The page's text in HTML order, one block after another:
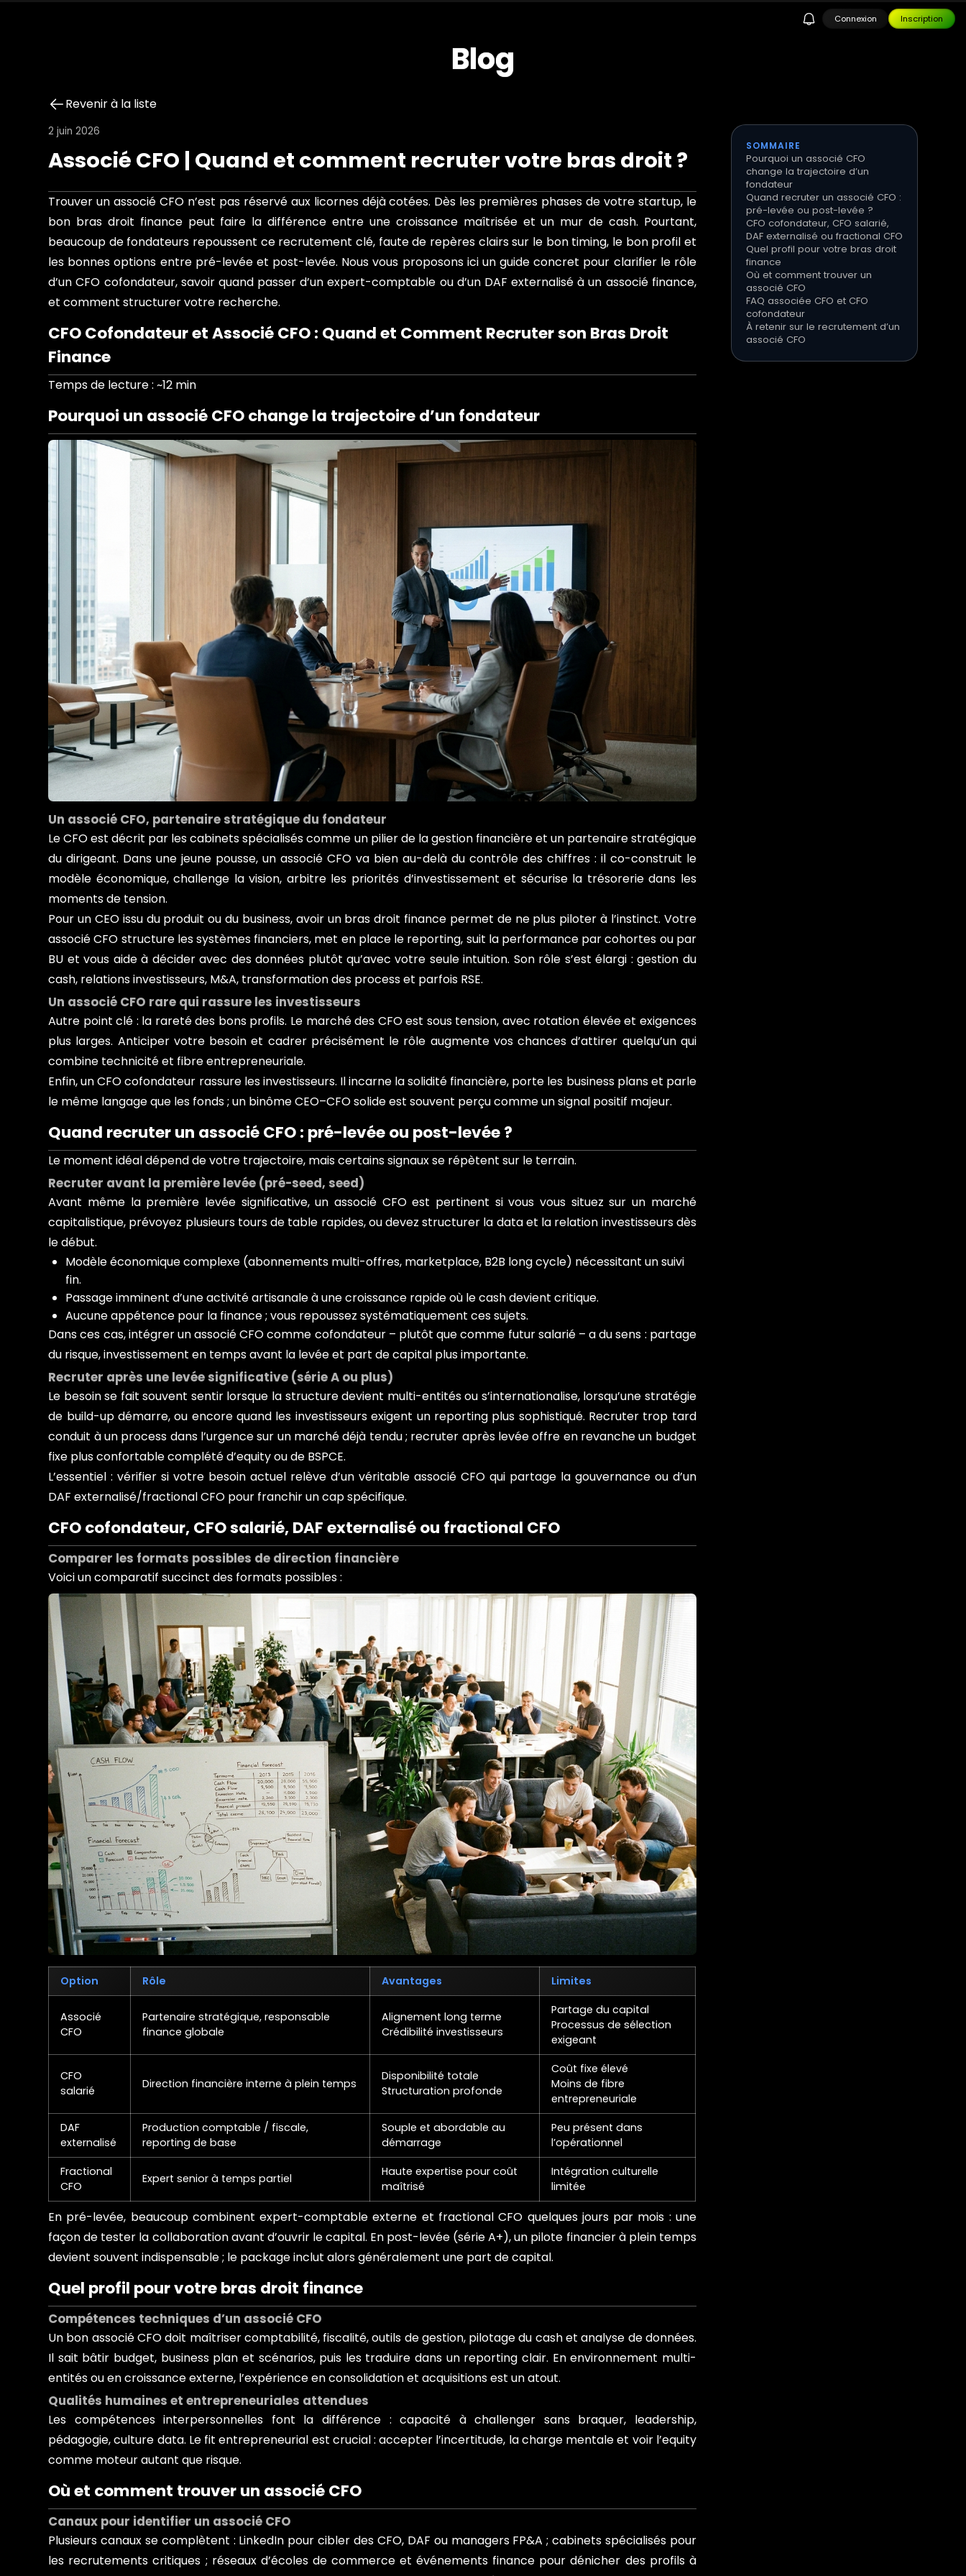
Connexion Inscription
Blog
Revenir à la liste
2 juin 2026
Associé CFO | Quand et comment recruter votre bras droit ?
Trouver un associé CFO n’est pas réservé aux licornes déjà cotées. Dès les premières phases de votre startup, le
bon bras droit finance peut faire la différence entre une croissance maîtrisée et un mur de cash. Pourtant,
beaucoup de fondateurs repoussent ce recrutement clé, faute de repères clairs sur le bon timing, le bon profil et
les bonnes options entre pré-levée et post-levée. Nous vous proposons ici un guide concret pour clarifier le rôle
d’un CFO cofondateur, savoir quand passer d’un expert-comptable ou d’un DAF externalisé à un associé finance,
et comment structurer votre recherche.
CFO Cofondateur et Associé CFO : Quand et Comment Recruter son Bras Droit
Finance
Temps de lecture : ~12 min
Pourquoi un associé CFO change la trajectoire d’un fondateur
Un associé CFO, partenaire stratégique du fondateur
Le CFO est décrit par les cabinets spécialisés comme un pilier de la gestion financière et un partenaire stratégique
du dirigeant. Dans une jeune pousse, un associé CFO va bien au-delà du contrôle des chiffres : il co-construit le
modèle économique, challenge la vision, arbitre les priorités d’investissement et sécurise la trésorerie dans les
moments de tension.
Pour un CEO issu du produit ou du business, avoir un bras droit finance permet de ne plus piloter à l’instinct. Votre
associé CFO structure les systèmes financiers, met en place le reporting, suit la performance par cohortes ou par
BU et vous aide à décider avec des données plutôt qu’avec votre seule intuition. Son rôle s’est élargi : gestion du
cash, relations investisseurs, M&A, transformation des process et parfois RSE.
Un associé CFO rare qui rassure les investisseurs
Autre point clé : la rareté des bons profils. Le marché des CFO est sous tension, avec rotation élevée et exigences
plus larges. Anticiper votre besoin et cadrer précisément le rôle augmente vos chances d’attirer quelqu’un qui
combine technicité et fibre entrepreneuriale.
Enfin, un CFO cofondateur rassure les investisseurs. Il incarne la solidité financière, porte les business plans et parle
le même langage que les fonds ; un binôme CEO–CFO solide est souvent perçu comme un signal positif majeur.
Quand recruter un associé CFO : pré-levée ou post-levée ?
Le moment idéal dépend de votre trajectoire, mais certains signaux se répètent sur le terrain.
Recruter avant la première levée (pré-seed, seed)
Avant même la première levée significative, un associé CFO est pertinent si vous vous situez sur un marché
capitalistique, prévoyez plusieurs tours de table rapides, ou devez structurer la data et la relation investisseurs dès
le début.
Modèle économique complexe (abonnements multi-offres, marketplace, B2B long cycle) nécessitant un suivi
fin.
Passage imminent d’une activité artisanale à une croissance rapide où le cash devient critique.
Aucune appétence pour la finance ; vous repoussez systématiquement ces sujets.
Dans ces cas, intégrer un associé CFO comme cofondateur – plutôt que comme futur salarié – a du sens : partage
du risque, investissement en temps avant la levée et part de capital plus importante.
Recruter après une levée significative (série A ou plus)
Le besoin se fait souvent sentir lorsque la structure devient multi-entités ou s’internationalise, lorsqu’une stratégie
de build-up démarre, ou encore quand les investisseurs exigent un reporting plus sophistiqué. Recruter trop tard
conduit à un process dans l’urgence sur un marché déjà tendu ; recruter après levée offre en revanche un budget
fixe plus confortable complété d’equity ou de BSPCE.
L’essentiel : vérifier si votre besoin actuel relève d’un véritable associé CFO qui partage la gouvernance ou d’un
DAF externalisé/fractional CFO pour franchir un cap spécifique.
CFO cofondateur, CFO salarié, DAF externalisé ou fractional CFO
Comparer les formats possibles de direction financière
Voici un comparatif succinct des formats possibles :
Option Rôle Avantages Limites
Associé
CFO
Partenaire stratégique, responsable
finance globale
Alignement long terme
Crédibilité investisseurs
Partage du capital
Processus de sélection
exigeant
CFO
salarié
Direction financière interne à plein temps
Disponibilité totale
Structuration profonde
Coût fixe élevé
Moins de fibre
entrepreneuriale
DAF
externalisé
Production comptable / fiscale,
reporting de base
Souple et abordable au
démarrage
Peu présent dans
l’opérationnel
Fractional
CFO
Expert senior à temps partiel
Haute expertise pour coût
maîtrisé
Intégration culturelle
limitée
En pré-levée, beaucoup combinent expert-comptable externe et fractional CFO quelques jours par mois : une
façon de tester la collaboration avant d’ouvrir le capital. En post-levée (série A+), un pilote financier à plein temps
devient souvent indispensable ; le package inclut alors généralement une part de capital.
Quel profil pour votre bras droit finance
Compétences techniques d’un associé CFO
Un bon associé CFO doit maîtriser comptabilité, fiscalité, outils de gestion, pilotage du cash et analyse de données.
Il sait bâtir budget, business plan et scénarios, puis les traduire dans un reporting clair. En environnement multi-
entités ou en croissance externe, l’expérience en consolidation et acquisitions est un atout.
Qualités humaines et entrepreneuriales attendues
Les compétences interpersonnelles font la différence : capacité à challenger sans braquer, leadership,
pédagogie, culture data. Le fit entrepreneurial est crucial : accepter l’incertitude, la charge mentale et voir l’equity
comme moteur autant que risque.
Où et comment trouver un associé CFO
Canaux pour identifier un associé CFO
Plusieurs canaux se complètent : LinkedIn pour cibler des CFO, DAF ou managers FP&A ; cabinets spécialisés pour
les recrutements critiques ; réseaux d’écoles de commerce et événements finance pour dénicher des profils à
SOMMAIRE
Pourquoi un associé CFO
change la trajectoire d’un
fondateur
Quand recruter un associé CFO :
pré-levée ou post-levée ?
CFO cofondateur, CFO salarié,
DAF externalisé ou fractional CFO
Quel profil pour votre bras droit
finance
Où et comment trouver un
associé CFO
FAQ associée CFO et CFO
cofondateur
À retenir sur le recrutement d’un
associé CFO